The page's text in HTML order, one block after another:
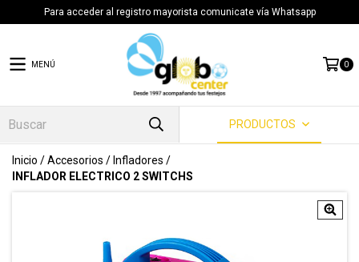
Para acceder al registro mayorista comunicate vía Whatsapp
MENÚ 0
PRODUCTOS
Inicio /Accesorios / Infladores /
INFLADOR ELECTRICO 2 SWITCHS